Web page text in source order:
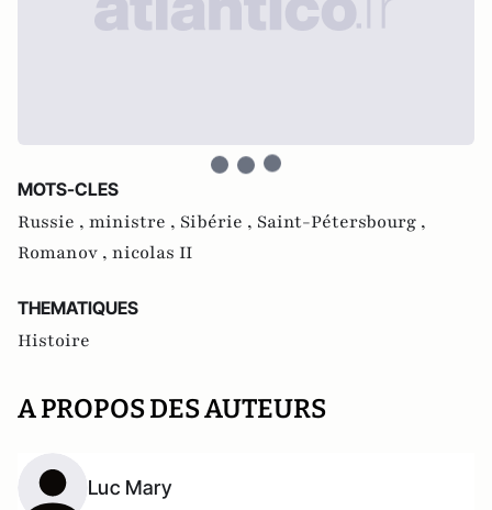
MOTS-CLES
Russie , ministre , Sibérie , Saint-Pétersbourg ,
Romanov , nicolas II
THEMATIQUES
Histoire
A PROPOS DES AUTEURS
Luc Mary